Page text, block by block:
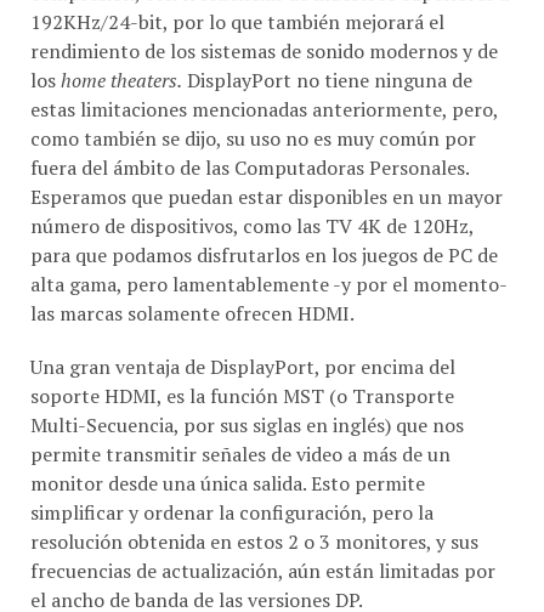
192KHz/24-bit, por lo que también mejorará el
rendimiento de los sistemas de sonido modernos y de
los home theaters. DisplayPort no tiene ninguna de
estas limitaciones mencionadas anteriormente, pero,
como también se dijo, su uso no es muy común por
fuera del ámbito de las Computadoras Personales.
Esperamos que puedan estar disponibles en un mayor
número de dispositivos, como las TV 4K de 120Hz,
para que podamos disfrutarlos en los juegos de PC de
alta gama, pero lamentablemente -y por el momento-
las marcas solamente ofrecen HDMI.
Una gran ventaja de DisplayPort, por encima del
soporte HDMI, es la función MST (o Transporte
Multi-Secuencia, por sus siglas en inglés) que nos
permite transmitir señales de video a más de un
monitor desde una única salida. Esto permite
simplificar y ordenar la configuración, pero la
resolución obtenida en estos 2 o 3 monitores, y sus
frecuencias de actualización, aún están limitadas por
el ancho de banda de las versiones DP.